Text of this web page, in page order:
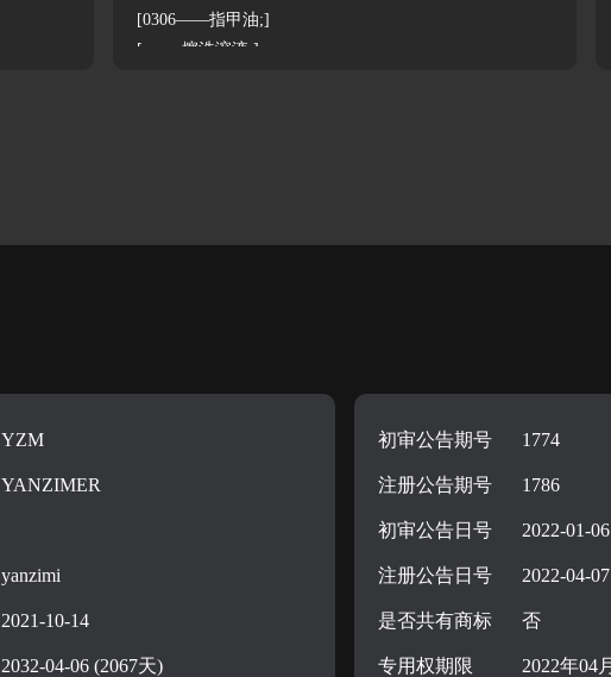
[0306——指甲油;]
[-——擦洗溶液;]
YZM
YANZIMER
yanzimi
2021-10-14
2032-04-06 (2067天)
初审公告期号 1774
注册公告期号 1786
初审公告日号 2022-01-06
注册公告日号 2022-04-07
是否共有商标 否
专用权期限 2022年04